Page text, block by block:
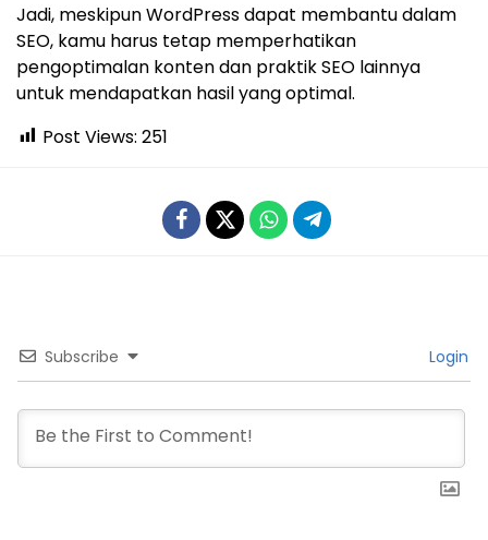
Jadi, meskipun WordPress dapat membantu dalam
SEO, kamu harus tetap memperhatikan
pengoptimalan konten dan praktik SEO lainnya
untuk mendapatkan hasil yang optimal.
Post Views: 251
Subscribe Login